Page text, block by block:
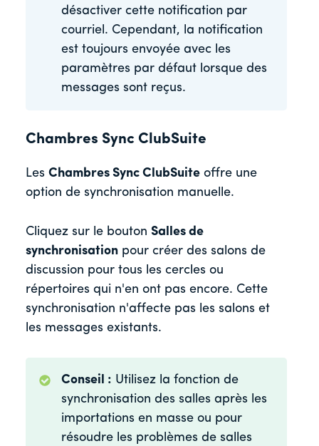
désactiver cette notification par
courriel. Cependant, la notification
est toujours envoyée avec les
paramètres par défaut lorsque des
messages sont reçus.
Chambres Sync ClubSuite
Les Chambres Sync ClubSuite offre une
option de synchronisation manuelle.
Cliquez sur le bouton Salles de
synchronisation pour créer des salons de
discussion pour tous les cercles ou
répertoires qui n'en ont pas encore. Cette
synchronisation n'affecte pas les salons et
les messages existants.
Conseil : Utilisez la fonction de
synchronisation des salles après les
importations en masse ou pour
résoudre les problèmes de salles